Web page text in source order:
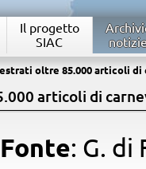
Il progetto
SIAC
oltre 85.000 articoli di
articoli di
Fonte: G. di